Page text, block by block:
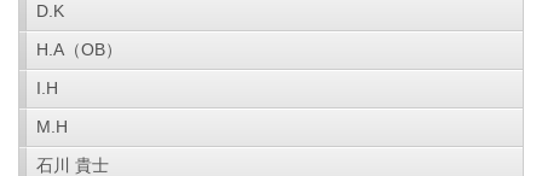
D.K
H.A（OB）
I.H
M.H
石川 貴士